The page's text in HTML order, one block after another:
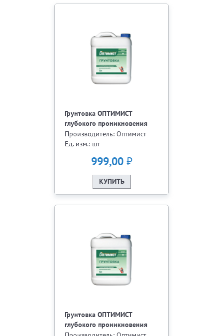
Грунтовка ОПТИМИСТ
глубокого проникновения
для внутренних работ 10 л.
G107
Производитель: Оптимист
Ед. изм.: шт
999,00₽
КУПИТЬ
Грунтовка ОПТИМИСТ
глубокого проникновения